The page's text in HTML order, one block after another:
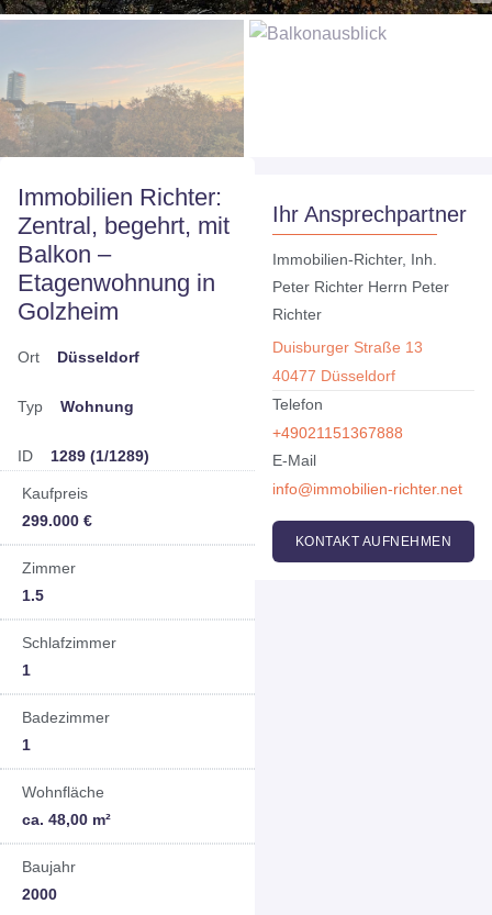
Immobilien Richter:
Zentral, begehrt, mit
Balkon –
Etagenwohnung in
Golzheim
Ort Düsseldorf
Typ Wohnung
ID 1289 (1/1289)
Kaufpreis
299.000 €
Zimmer
1.5
Schlafzimmer
1
Badezimmer
1
Wohnfläche
ca. 48,00 m²
Baujahr
2000
Ihr Ansprechpartner
Immobilien-Richter, Inh.
Peter Richter Herrn Peter
Richter
Duisburger Straße 13
40477 Düsseldorf
Telefon
+49021151367888
E-Mail
info@immobilien-richter.net
KONTAKT AUFNEHMEN